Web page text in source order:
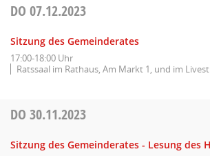
DO07.12.2023
Sitzung des Gemeinderates
17:00-18:00 Uhr
Ratssaal im Rathaus, Am Markt 1, und im
DO30.11.2023
Sitzung des Gemeinderates - Lesung des